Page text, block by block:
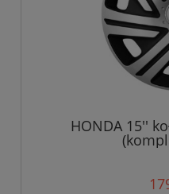
HONDA 15''